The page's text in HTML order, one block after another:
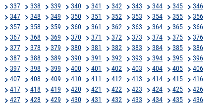
337
338 339 340 341 342 343 344 345
346
347
348 349 350 351 352 353 354 355
356
357
358 359 360 361 362 363 364 365
366
367
368 369 370 371 372 373 374 375
376
377
378 379 380 381 382 383 384 385
386
387
388 389 390 391 392 393 394 395
396
397
398 399 400 401 402 403 404 405
406
407
408 409 410 411 412 413 414 415
416
417
418 419 420 421 422 423 424 425
426
427
428 429 430 431 432 433 434 435
436